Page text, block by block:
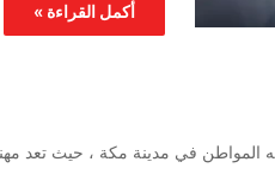
أكمل القراءة »
في مدينة مكة ، حيث تعد